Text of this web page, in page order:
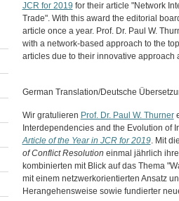
JCR for 2019 for their article "Network
Trade". With this award the editorial
article once a year. Prof. Dr. Paul W.
with a network-based approach to the
articles due to their innovative
German Translation/Deutsche
Wir gratulieren Prof. Dr. Paul W. Thurner
Interdependencies and the Evolution of
Article of the Year in JCR for 2019. Mit
of Conflict Resolution einmal jährlich
kombinierten mit Blick auf das Thema
mit einem netzwerkorientierten Ansatz
Herangehensweise sowie fundierter